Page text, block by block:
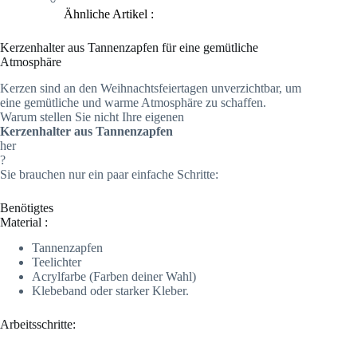
Ähnliche Artikel :
Kerzenhalter aus Tannenzapfen für eine gemütliche
Atmosphäre
Kerzen sind an den Weihnachtsfeiertagen unverzichtbar, um
eine gemütliche und warme Atmosphäre zu schaffen.
Warum stellen Sie nicht Ihre eigenen
Kerzenhalter aus Tannenzapfen
her
?
Sie brauchen nur ein paar einfache Schritte:
Benötigtes
Material :
Tannenzapfen
Teelichter
Acrylfarbe (Farben deiner Wahl)
Klebeband oder starker Kleber.
Arbeitsschritte: